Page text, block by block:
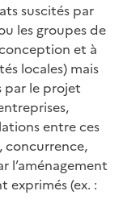
suscités par
les groupes de
et à
locales) mais
par le projet
entre ces
concurrence,
l’aménagement
exprimés (ex. :